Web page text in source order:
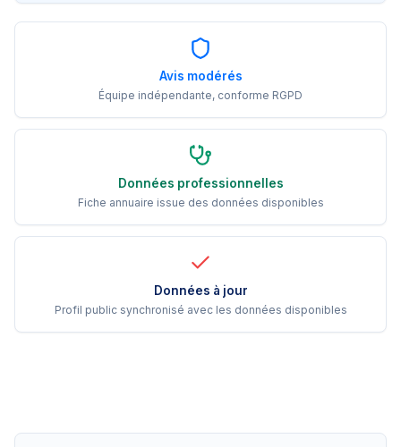
Avis modérés
Équipe indépendante, conforme RGPD
Données professionnelles
Fiche annuaire issue des données disponibles
Données à jour
Profil public synchronisé avec les données disponibles